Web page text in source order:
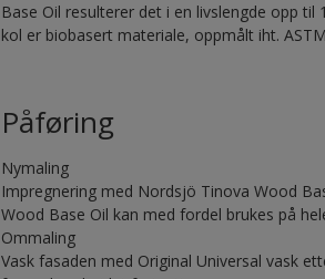
Base Oil resulterer det i en livslengde opp
kol er biobasert materiale, oppmålt iht.
Påføring
Nymaling
Impregnering med Nordsjö Tinova Wood
Wood Base Oil kan med fordel brukes på
Ommaling
Vask fasaden med Original Universal vask